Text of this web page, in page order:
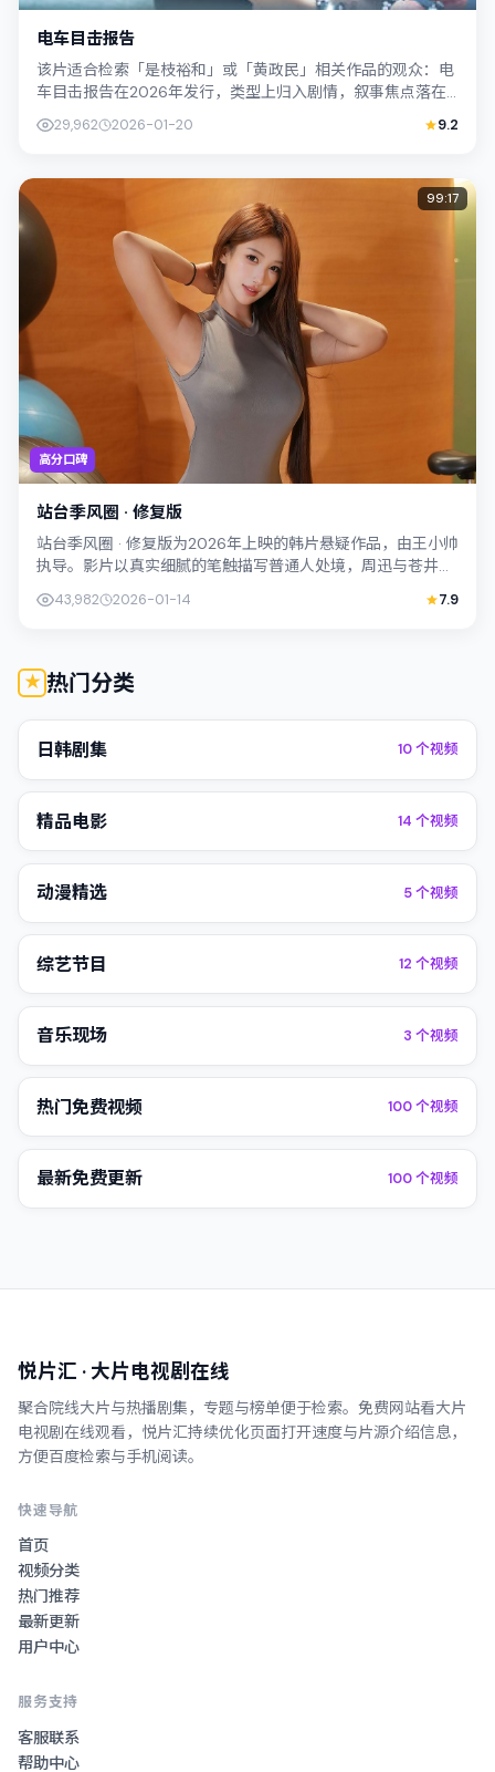
电车目击报告
该片适合检索「是枝裕和」或「黄政民」相关作品的观众：电
车目击报告在2026年发行，类型上归入剧情，叙事焦点落在
家庭与社会的交错地带；配角层次丰富...
29,962 2026-01-20 9.2
高分口碑
99:17
站台季风圈 · 修复版
站台季风圈 · 修复版为2026年上映的韩片悬疑作品，由王小帅
执导。影片以真实细腻的笔触描写普通人处境，周迅与苍井优
43,982 2026-01-14 7.9
热门分类
日韩剧集 10个视频
精品电影 14 个视频
动漫精选 5个视频
综艺节目 12 个视频
音乐现场 3 个视频
热门免费视频 100个视频
最新免费更新 100个视频
悦片汇 · 大片电视剧在线
聚合院线大片与热播剧集，专题与榜单便于检索。 免费网站看大片
电视剧在线观看 ， 悦片汇持续优化页面打开速度与片源介绍信息，
方便百度检索与手机阅读。
快速导航
首页
视频分类
热门推荐
最新更新
用户中心
服务支持
客服联系
帮助中心